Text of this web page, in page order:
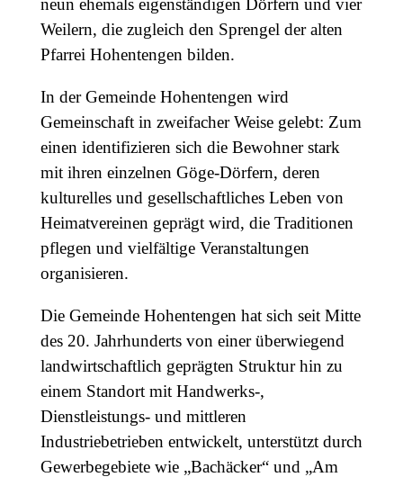
neun ehemals eigenständigen Dörfern und vier
Weilern, die zugleich den Sprengel der alten
Pfarrei Hohentengen bilden.
In der Gemeinde Hohentengen wird
Gemeinschaft in zweifacher Weise gelebt: Zum
einen identifizieren sich die Bewohner stark
mit ihren einzelnen Göge-Dörfern, deren
kulturelles und gesellschaftliches Leben von
Heimatvereinen geprägt wird, die Traditionen
pflegen und vielfältige Veranstaltungen
organisieren.
Die Gemeinde Hohentengen hat sich seit Mitte
des 20. Jahrhunderts von einer überwiegend
landwirtschaftlich geprägten Struktur hin zu
einem Standort mit Handwerks-,
Dienstleistungs- und mittleren
Industriebetrieben entwickelt, unterstützt durch
Gewerbegebiete wie „Bachäcker“ und „Am